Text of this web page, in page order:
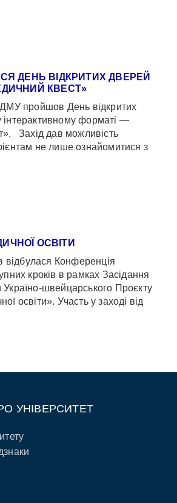
ДЕНЬ ВІДКРИТИХ ДВЕРЕЙ
КВЕСТ»
пройшов День відкритих
інтерактивному форматі —
Захід дав можливість
не лише ознайомитися з
ОСВІТИ
відбулася Конференція
кроків в рамках Засідання
Україно-швейцарського Проєкту
освіти». Участь у заході від
УНІВЕРСИТЕТ